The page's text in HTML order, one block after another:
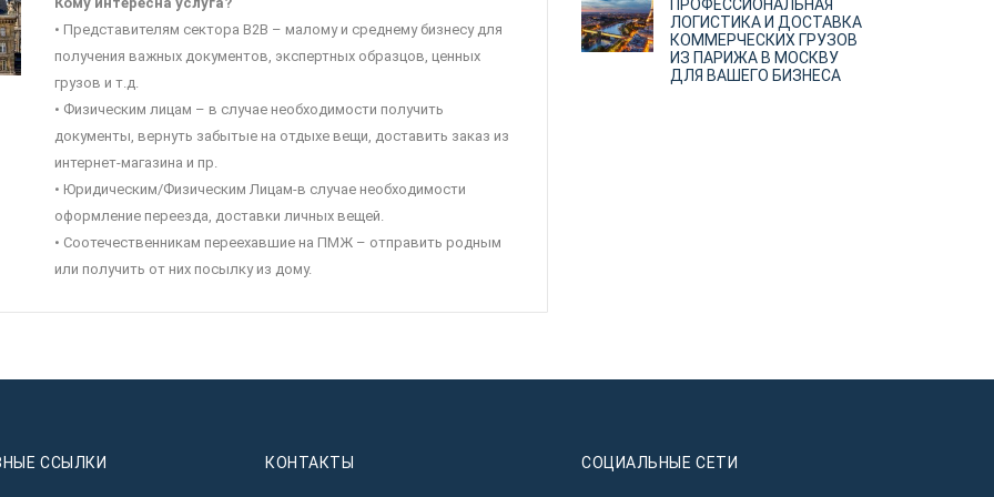
• Представителям сектора B2B – малому и среднему бизнесу для
получения важных документов, экспертных образцов, ценных
грузов и т.д.
• Физическим лицам – в случае необходимости получить
документы, вернуть забытые на отдыхе вещи, доставить заказ из
интернет-магазина и пр.
• Юридическим/Физическим Лицам-в случае необходимости
оформление переезда, доставки личных вещей.
• Соотечественникам переехавшие на ПМЖ – отправить родным
или получить от них посылку из дому.
ПРОФЕССИОНАЛЬНАЯ
ЛОГИСТИКА И ДОСТАВКА
КОММЕРЧЕСКИХ ГРУЗОВ
ИЗ ПАРИЖА В МОСКВУ
ДЛЯ ВАШЕГО БИЗНЕСА
ССЫЛКИ КОНТАКТЫ CОЦИАЛЬНЫЕ СЕТИ